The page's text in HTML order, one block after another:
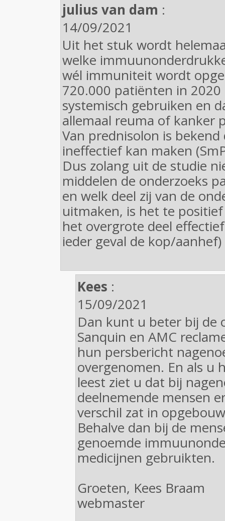
julius van dam :
14/09/2021
Uit het stuk wordt
welke
wél immuniteit wordt
720.000 patiënten in
systemisch gebruiken en
allemaal reuma of kanker
Van prednisolon is
ineffectief kan maken
Dus zolang uit de studie
middelen de onderzoeks
en welk deel zij van de
uitmaken, is het te
het overgrote deel
ieder geval de kop/aanhef)
Kees :
15/09/2021
Dan kunt u beter bij de
Sanquin en AMC
hun persbericht
overgenomen. En als u
leest ziet u dat bij
deelnemende mensen
verschil zat in
Behalve dan bij de
genoemde
medicijnen gebruikten.
Groeten, Kees Braam
webmaster